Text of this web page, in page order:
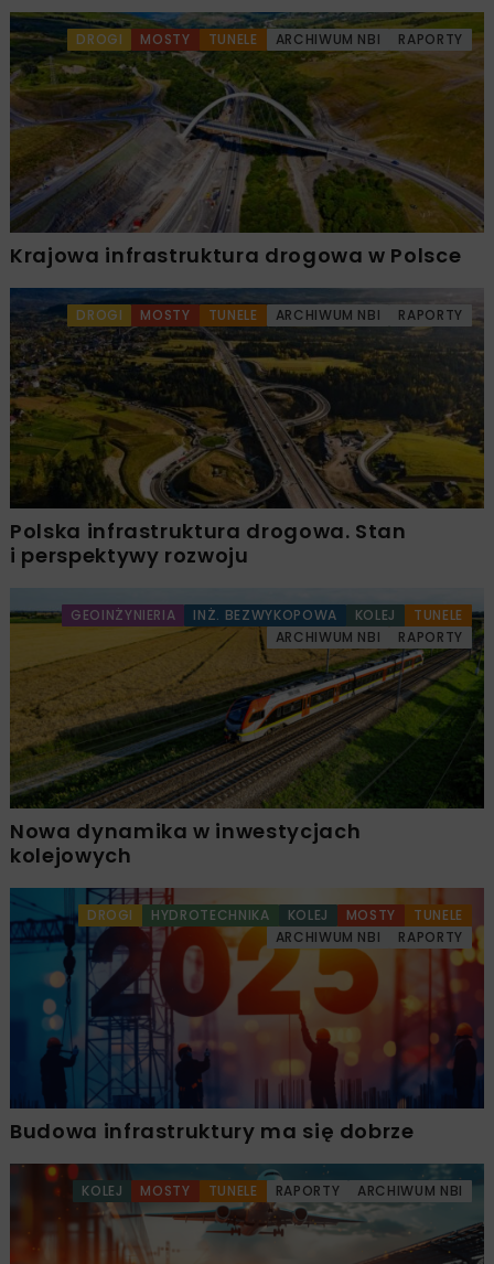
DROGI MOSTY TUNELE ARCHIWUM NBI RAPORTY
Krajowa infrastruktura drogowa w Polsce
DROGI MOSTY TUNELE ARCHIWUM NBI RAPORTY
Polska infrastruktura drogowa. Stan
i perspektywy rozwoju
GEOINŻYNIERIA INŻ. BEZWYKOPOWA KOLEJ
TUNELE
ARCHIWUM NBI
RAPORTY
Nowa dynamika w inwestycjach
kolejowych
DROGI HYDROTECHNIKA KOLEJ MOSTY
TUNELE
ARCHIWUM NBI
RAPORTY
Budowa infrastruktury ma się dobrze
KOLEJ MOSTY TUNELE RAPORTY ARCHIWUM NBI